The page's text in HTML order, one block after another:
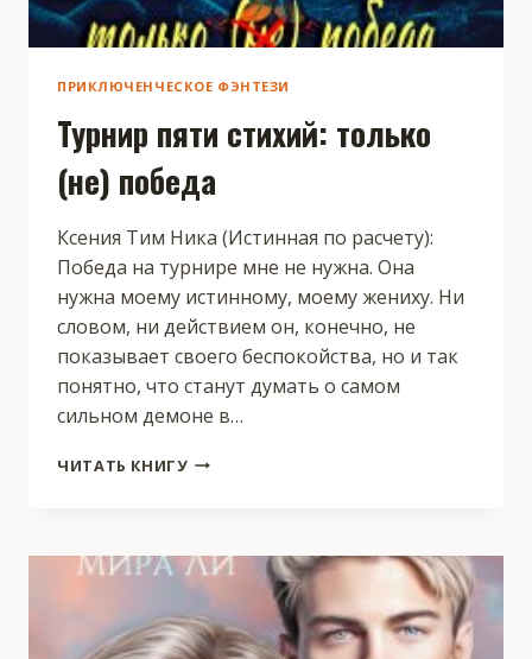
ПРИКЛЮЧЕНЧЕСКОЕ ФЭНТЕЗИ
Турнир пяти стихий: только
(не) победа
Ксения Тим Ника (Истинная по расчету):
Победа на турнире мне не нужна. Она
нужна моему истинному, моему жениху. Ни
словом, ни действием он, конечно, не
показывает своего беспокойства, но и так
понятно, что станут думать о самом
сильном демоне в…
ЧИТАТЬ КНИГУТУРНИР
(НЕ)
ПОБЕДА